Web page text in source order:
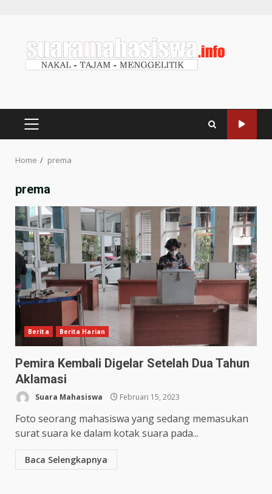
Home prema
prema
Berita Berita Harian
Pemira Kembali Digelar Setelah Dua Tahun
Aklamasi
Suara Mahasiswa Februari 15, 2023
Foto seorang mahasiswa yang sedang memasukan
surat suara ke dalam kotak suara pada...
Baca Selengkapnya